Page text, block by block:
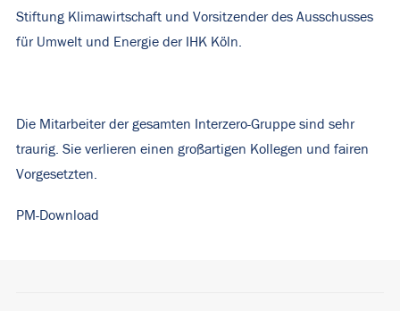
Stiftung Klimawirtschaft und Vorsitzender des Ausschusses
für Umwelt und Energie der IHK Köln.
Die Mitarbeiter der gesamten Interzero-Gruppe sind sehr
traurig. Sie verlieren einen großartigen Kollegen und fairen
Vorgesetzten.
PM-Download